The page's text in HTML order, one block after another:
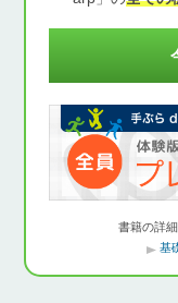
書籍の詳
基